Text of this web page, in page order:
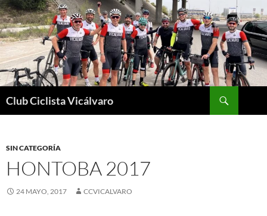
Saltar
al
contenido
Club Ciclista Vicálvaro
SIN CATEGORÍA
HONTOBA 2017
24 MAYO, 2017 CCVICALVARO